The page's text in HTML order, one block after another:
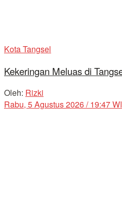
Kota Tangsel
Kekeringan Meluas di
Oleh: Rizki
Rabu, 5 Agustus 2026 / 19:47